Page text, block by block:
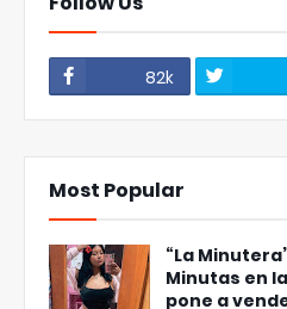
82k
Most Popular
“La
Minutas en
pone a